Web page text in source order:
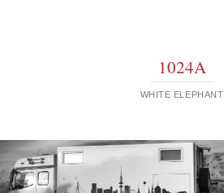
1024A
WHITE ELEPHANT